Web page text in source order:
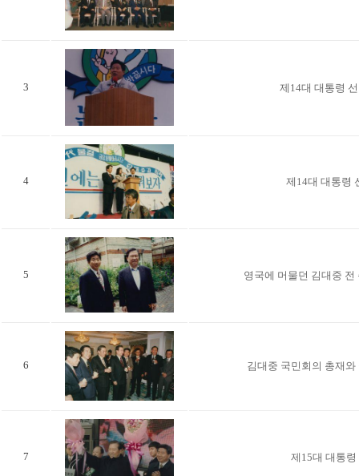
3 제14대 대통령
4 제14대 대통령
5 영국에 머물던 김대중
6 김대중 국민회의 총재
7 제15대 대통